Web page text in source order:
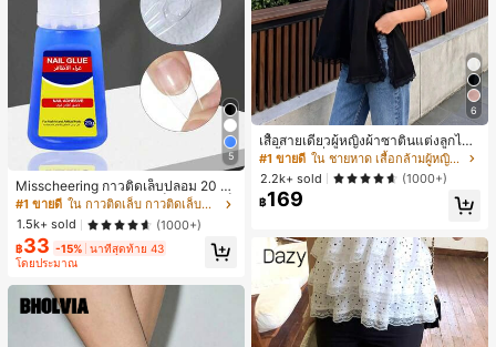
5
Misscheering กาวติดเล็บปลอม 20 กรั
ม แรงยึดสูง เจลสติกเกอร์เล็บนุ่ม แห้งเร็
ว เหมาะสำหรับผู้เริ่มต้นทำเล็บ ติดทนน
าน
#1 ขายดี
ใน กาวติดเล็บ กาวติดเล็บและสารยึดติด
1.5k+ sold
(1000+)
฿33 -15% นาทีสุดท้าย 43
โดยประมาณ
6
เสื้อสายเดี่ยวผู้หญิงผ้าซาตินแต่งลูกไม้
- เสื้อสายเดี่ยวฤดูร้อนสีขากีมีรอยผ่าด้า
นข้างที่น่าดึงดูด ลำลองสีดำ สำหรับเธอ
#1 ขายดี
ใน ชายหาด เสื้อกล้ามผู้หญิง & Camis
2.2k+ sold
(1000+)
฿169